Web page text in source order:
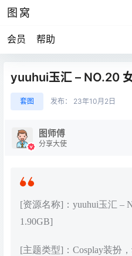
图窝
会员 帮助
yuuhui玉汇 – NO.20
套图 发布： 23年10月2日
图师傅
分享大使
[资源名称]：yuuhui玉汇 –
1.90GB]
[主题类型]：Cosplay装扮